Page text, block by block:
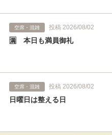
空席・混雑 投稿 2026/08/02
🈵 本日も満員御礼
空席・混雑 投稿 2026/08/02
日曜日は整える日